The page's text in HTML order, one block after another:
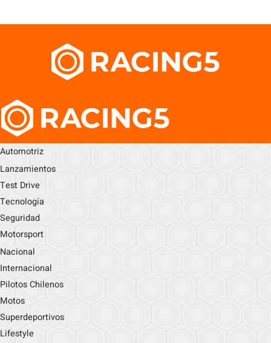
Automotriz
Lanzamientos
Test Drive
Tecnología
Seguridad
Motorsport
Nacional
Internacional
Pilotos Chilenos
Motos
Superdeportivos
Lifestyle